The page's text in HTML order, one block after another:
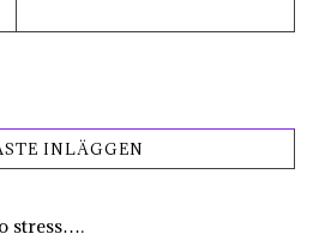
INLÄGGEN
stress….